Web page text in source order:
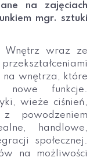
na zajęciach
mgr. sztuki
Wnętrz wraz ze
na wnętrza, które
nowe funkcje.
wieże ciśnień,
powodzeniem
handlowe,
społecznej.
na możliwości